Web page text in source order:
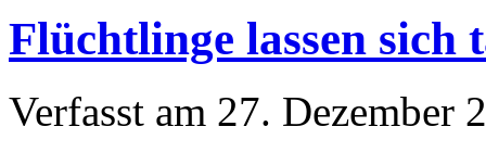
Flüchtlinge lassen sich
Verfasst am 27. Dezember